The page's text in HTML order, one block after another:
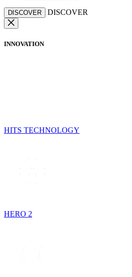
DISCOVER DISCOVER
INNOVATION
HITS TECHNOLOGY
HERO 2